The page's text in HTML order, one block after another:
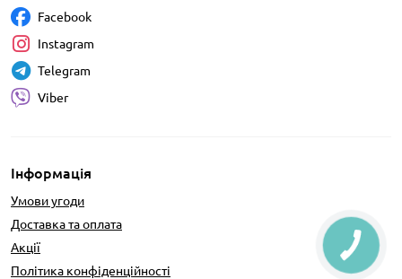
Інформація
Умови угоди
Доставка та оплата
Акції
Політика конфіденційності
Facebook
Instagram
Telegram
Viber